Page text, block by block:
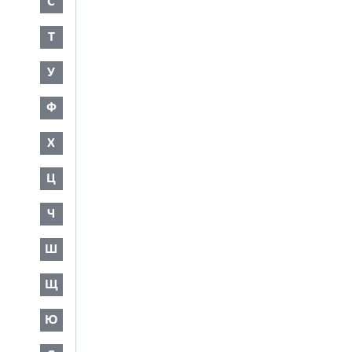
Т
У
Ф
Х
Ц
Ч
Ш
Щ
Ю